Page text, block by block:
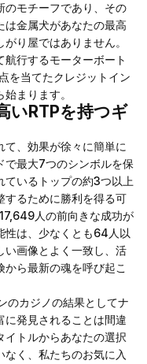
のモチーフであり、その
は金属犬があなたの最高
り屋ではありません。
航行するモーターボート
を当てたクレジットイン
まります。
いRTPを持つギ
、効果が徐々に簡単に
で最大7つのシンボルを保
ているトップの約3つ以上
するために勝利を得る可
人の前向きな成功が
性は、少なくとも64人以
い画像とよく一致し、活
ら最新の魂を呼び起こ
のカジノの結果としてナ
に発見されることは間違
イトルからあなたの選択
く、私たちのお気に入